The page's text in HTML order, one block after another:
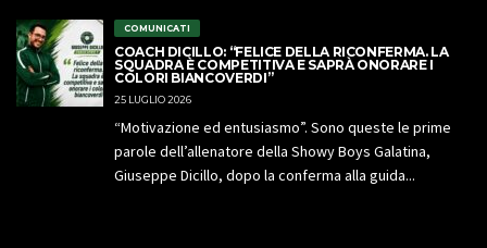
COMUNICATI
COACH DICILLO: “FELICE DELLA RICONFERMA. LA
SQUADRA È COMPETITIVA E SAPRÀ ONORARE I
COLORI BIANCOVERDI”
25 LUGLIO 2026
“Motivazione ed entusiasmo”. Sono queste le prime
parole dell’allenatore della Showy Boys Galatina,
Giuseppe Dicillo, dopo la conferma alla guida...